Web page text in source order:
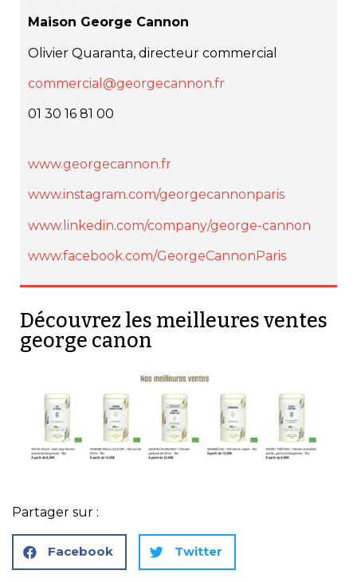
Maison George Cannon
Olivier Quaranta, directeur commercial
commercial@georgecannon.fr
01 30 16 81 00
www.georgecannon.fr
www.instagram.com/georgecannonparis
www.linkedin.com/company/george-cannon
www.facebook.com/GeorgeCannonParis
Découvrez les meilleures ventes
george canon
Partager sur :
Facebook Twitter